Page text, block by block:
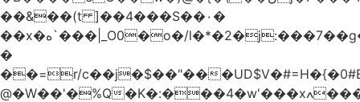
��&��(t ]��4���S��٠�
͏��x�ه`���|_O0�o�/l�*�2�j:���7��g�/
�
��=r/c��j�$��"��
@�W��'�%Q�K�:���4�w'���xߍ����r����PV��$�5�������mIz��}d���+h"SWq�w�d�w�Zas(H����qR��g�g��XNS&��9�5�Oȩ�O�